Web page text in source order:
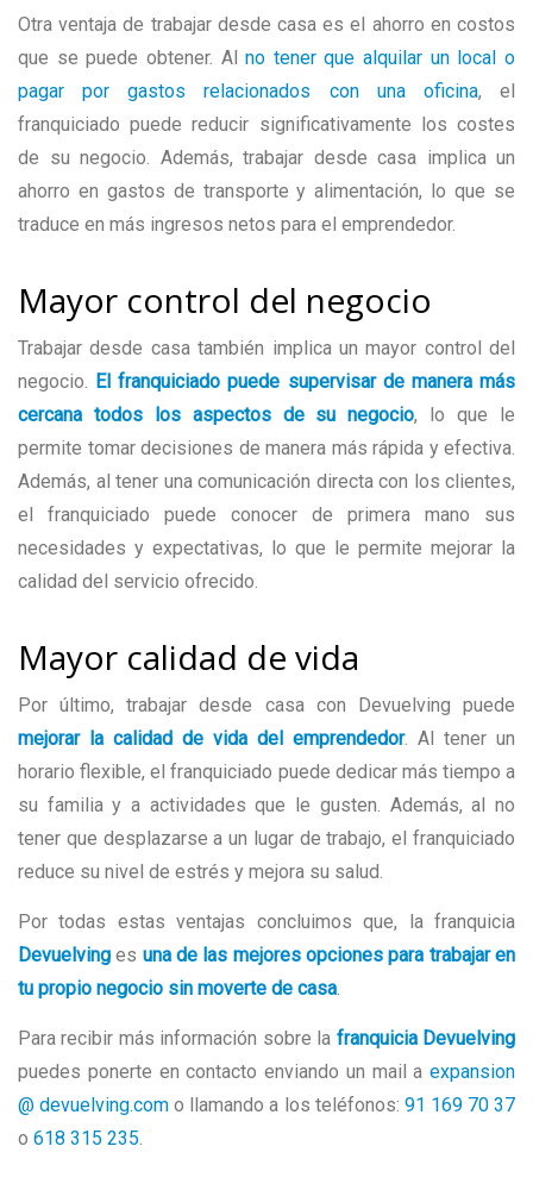
Otra ventaja de trabajar desde casa es el ahorro en costos
que se puede obtener. Alno tener que alquilar un local o
pagar por gastos relacionados con una oficina, el
franquiciado puede reducir significativamente los costes
de su negocio. Además, trabajar desde casa implica un
ahorro en gastos de transporte y alimentación, lo que se
traduce en más ingresos netos para el emprendedor.
Mayor control del negocio
Trabajar desde casa también implica un mayor control del
negocio. El franquiciado puede supervisar de manera más
cercana todos los aspectos de su negocio, lo que le
permite tomar decisiones de manera más rápida y efectiva.
Además, al tener una comunicación directa con los clientes,
el franquiciado puede conocer de primera mano sus
necesidades y expectativas, lo que le permite mejorar la
calidad del servicio ofrecido.
Mayor calidad de vida
Por último, trabajar desde casa con Devuelving puede
mejorar la calidad de vida del emprendedor. Al tener un
horario flexible, el franquiciado puede dedicar más tiempo a
su familia y a actividades que le gusten. Además, al no
tener que desplazarse a un lugar de trabajo, el franquiciado
reduce su nivel de estrés y mejora su salud.
Por todas estas ventajas concluimos que, la franquicia
Devuelving es una de las mejores opciones para trabajar en
tu propio negocio sin moverte de casa.
Para recibir más información sobre la franquicia Devuelving
puedes ponerte en contacto enviando un mail a expansion
@ devuelving.com o llamando a los teléfonos: 91 169 70 37
o 618 315 235.